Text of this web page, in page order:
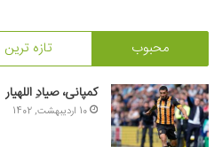
محبوب تازه ترین
کمپانی، صیادِ اللهیار
10 اردیبهشت, 1402